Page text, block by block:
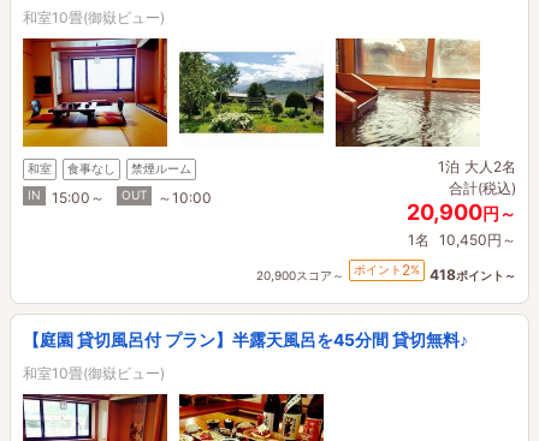
和室10畳(御嶽ビュー)
和室 食事なし
禁煙ルーム
IN
15:00～ OUT ～10:00
1泊 大人2名
合計(税込)
20,900円～
1名 10,450円～
20,900スコア～ ポイント 2% 418ポイント～
【庭園 貸切風呂付 プラン】半露天風呂を45分間 貸切無料♪
和室10畳(御嶽ビュー)